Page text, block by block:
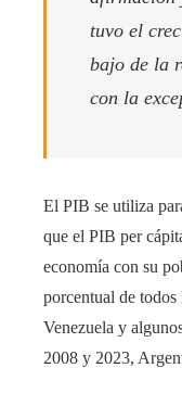
tuvo el
bajo de la
con la
El PIB se utiliza
que el PIB per
economía con su
porcentual de todos
Venezuela y
2008 y 2023,